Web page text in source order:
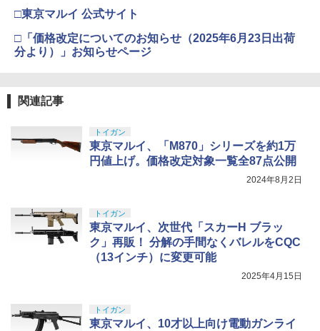
□東京マルイ 公式サイト
□「価格改定についてのお知らせ（2025年6月23日出荷
分より）」お知らせページ
関連記事
トイガン
東京マルイ、「M870」シリーズを約1万
円値上げ。価格改定対象一覧全87点公開
2024年8月2日
トイガン
東京マルイ、次世代「スカーH ブラッ
ク」再販！ 分解の手間なくバレルをCQC
（13インチ）に変更可能
2025年4月15日
トイガン
東京マルイ、10才以上向け電動ガンライ